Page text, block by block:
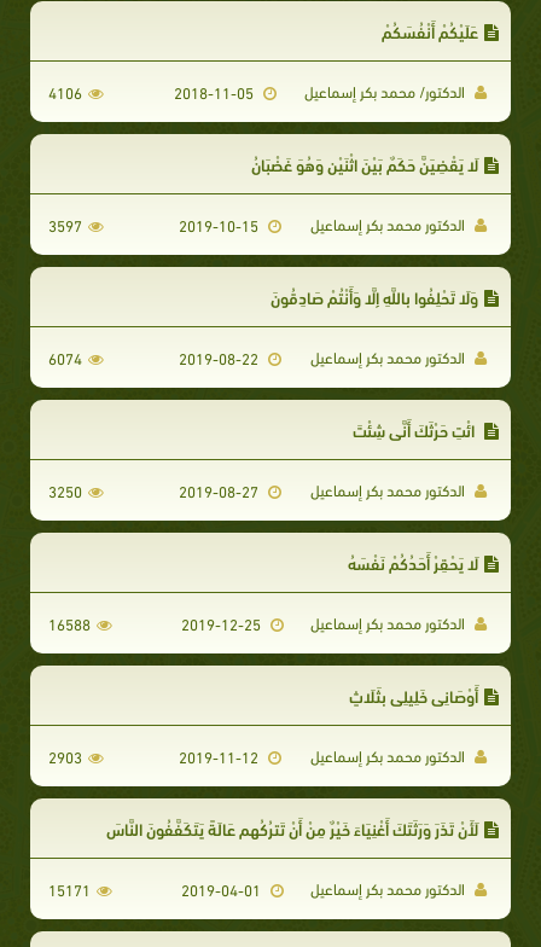
عَلَيْكُمْ أَنْفُسَكُمْ
الدكتور/ محمد بكر إسماعيل 4106
لَا يَقْضِيَنَّ حَكَمٌ بَيْنَ اثْنَيْنِ وَهُوَ غَضْبَانُ
الدكتور محمد بكر إسماعيل 3597
وَلَا تَحْلِفُوا بِاللَّهِ إِلَّا وَأَنْتُمْ صَادِقُونَ
الدكتور محمد بكر إسماعيل 6074
ائْتِ حَرْثَكَ أَنَّى شِئْتَ
الدكتور محمد بكر إسماعيل 3250
لَا يَحْقِرْ أَحَدُكُمْ نَفْسَهُ
الدكتور محمد بكر إسماعيل 2019-12-25
16588
أَوْصَانِي خَلِيلِي بِثَلَاثٍ
الدكتور محمد بكر إسماعيل 2903
لَأَنْ تَذَرَ وَرَثَتَكَ أَغْنِيَاءَ خَيْرٌ مِنْ أَنْ تَترُكُهم عَالَةً يَتَكَفَّفُونَ النَّاسَ
الدكتور محمد بكر إسماعيل 15171